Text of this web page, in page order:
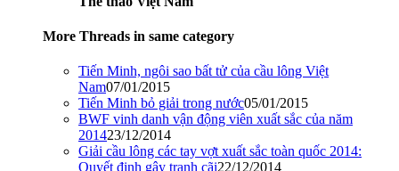
More Threads in same category
Tiến Minh, ngôi sao bất tử của cầu lông Việt
Nam07/01/2015
Tiến Minh bỏ giải trong nước05/01/2015
BWF vinh danh vận động viên xuất sắc của năm
201423/12/2014
Giải cầu lông các tay vợt xuất sắc toàn quốc 2014:
Quyết định gây tranh cãi22/12/2014